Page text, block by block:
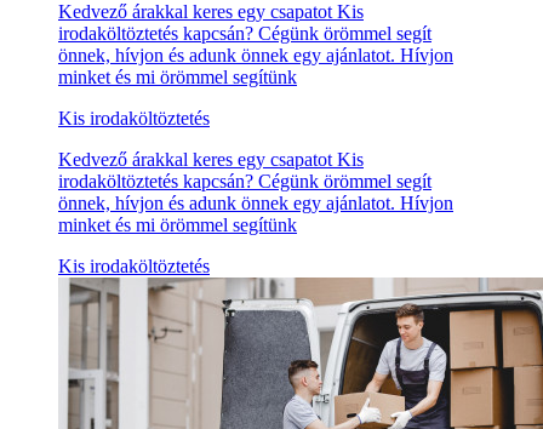
Kedvező árakkal keres egy csapatot Kis
irodaköltöztetés kapcsán? Cégünk örömmel segít
önnek, hívjon és adunk önnek egy ajánlatot. Hívjon
minket és mi örömmel segítünk
Kis irodaköltöztetés
Kedvező árakkal keres egy csapatot Kis
irodaköltöztetés kapcsán? Cégünk örömmel segít
önnek, hívjon és adunk önnek egy ajánlatot. Hívjon
minket és mi örömmel segítünk
Kis irodaköltöztetés